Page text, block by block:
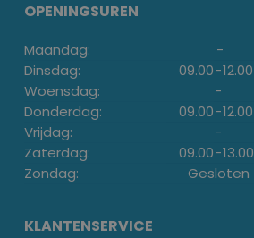
OPENINGSUREN
Maandag: -
Dinsdag:
09.00-12.00
Woensdag:
-
Donderdag:
09.00-12.00
Vrijdag:
-
Zaterdag:
09.00-13.00
Zondag:
Gesloten
KLANTENSERVICE